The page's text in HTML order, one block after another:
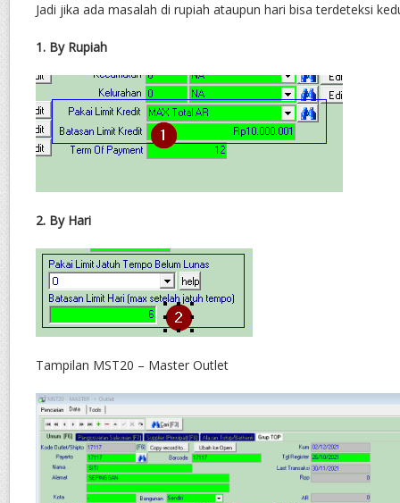
Jadi jika ada masalah di rupiah ataupun hari bisa terdeteksi
1. By Rupiah
2. By Hari
Tampilan MST20 – Master Outlet